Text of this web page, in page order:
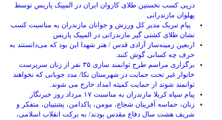
درپی کسب نخستین طلای کاروان ایران در المپیک پاریس توسط
پهلوان مازندرانی
‍ ‍ پیام تبریک مدیر کل ورزش و جوانان مازندران به مناسبت کسب
نشان طلای کشتی گیر مازندرانی در المپیک پاریس
اربعین زمینه‌ساز آزادی قدس / هنر شهدا این بود که می‌دانستند به
حرف چه کسانی گوش کنند.
برگزاری مراسم طرح توانمند سازی ۳۵ نفر از زنان سرپرست
خانوار غیر تحت حمایت در شهرستان نکا/ مدد جویانی که نخواهند
توانمند شوند از حمایت کمیته امداد خارج می شوند.
پیام سپاه کربلا مازندران به مناسبت ۱۷ مرداد روز خبرنگار
زنان، حماسه آفرینان شجاع، مومن، پاکدامن، پشتیبان، متفکر و
شریف هشت سال دفاع مقدس بودند/ به برکت انقلاب اسلامی،